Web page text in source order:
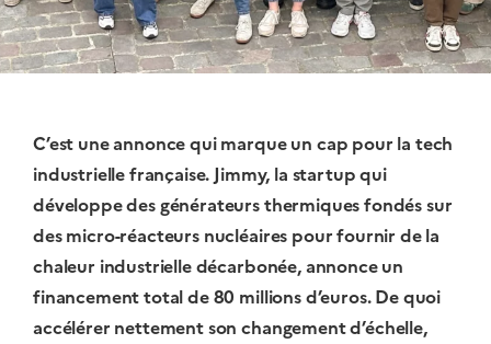
C’est une annonce qui marque un cap pour la tech
industrielle française. Jimmy, la startup qui
développe des générateurs thermiques fondés sur
des micro-réacteurs nucléaires pour fournir de la
chaleur industrielle décarbonée, annonce un
financement total de 80 millions d’euros. De quoi
accélérer nettement son changement d’échelle,